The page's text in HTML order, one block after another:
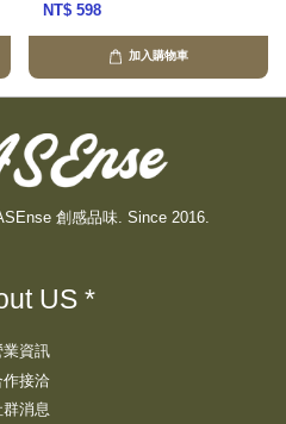
NT$ 598
加入購物車
創感品味. Since 2016.
US *
業資訊
作接洽
群消息